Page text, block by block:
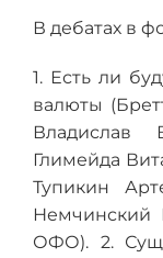
В дебатах в
1. Есть ли
валюты
Глимейда
Тупикин
Немчинский
ОФО). 2.